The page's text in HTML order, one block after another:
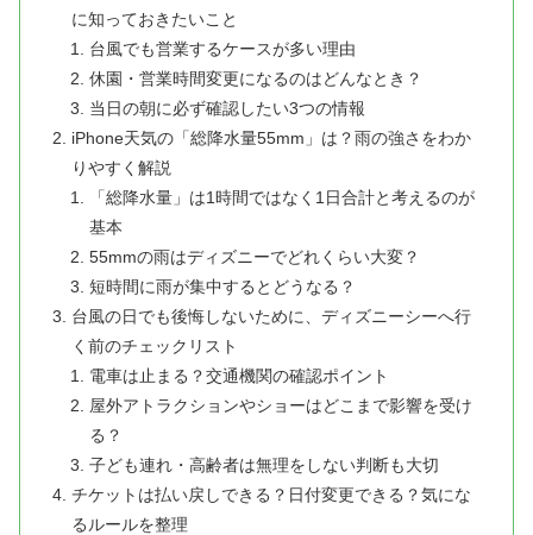
に知っておきたいこと
台風でも営業するケースが多い理由
休園・営業時間変更になるのはどんなとき？
当日の朝に必ず確認したい3つの情報
iPhone天気の「総降水量55mm」は？雨の強さをわか
りやすく解説
「総降水量」は1時間ではなく1日合計と考えるのが
基本
55mmの雨はディズニーでどれくらい大変？
短時間に雨が集中するとどうなる？
台風の日でも後悔しないために、ディズニーシーへ行
く前のチェックリスト
電車は止まる？交通機関の確認ポイント
屋外アトラクションやショーはどこまで影響を受け
る？
子ども連れ・高齢者は無理をしない判断も大切
チケットは払い戻しできる？日付変更できる？気にな
るルールを整理